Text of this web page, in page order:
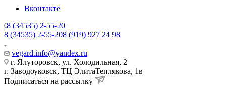
Вконтакте
8 (34535) 2-55-20
8 (34535) 2-55-208 (919) 927 24 98
vegard.info@yandex.ru
г. Ялуторовск, ул. Холодильная, 2
г. Заводоуковск, ​ТЦ Элита​Теплякова, 1в
Подписаться на рассылку